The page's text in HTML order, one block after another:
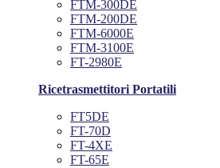
FTM-300DE
FTM-200DE
FTM-6000E
FTM-3100E
FT-2980E
Ricetrasmettitori Portatili
FT5DE
FT-70D
FT-4XE
FT-65E